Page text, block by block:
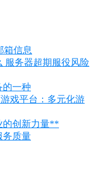
箱信息
服务器超期服役风险
的一种
戏平台：多元化游
的创新力量**
务质量